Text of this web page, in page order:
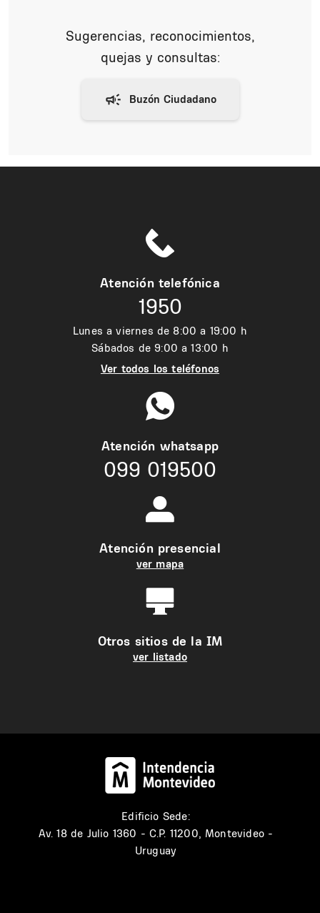
Sugerencias, reconocimientos,
quejas y consultas:
Atención telefónica
1950
Lunes a viernes de 8:00 a 19:00 h
Sábados de 9:00 a 13:00 h
Ver todos los teléfonos
Atención whatsapp
099 019500
Atención presencial
ver mapa
Otros sitios de la IM
ver listado
Edificio Sede:
Av. 18 de Julio 1360 - C.P. 11200, Montevideo -
Uruguay